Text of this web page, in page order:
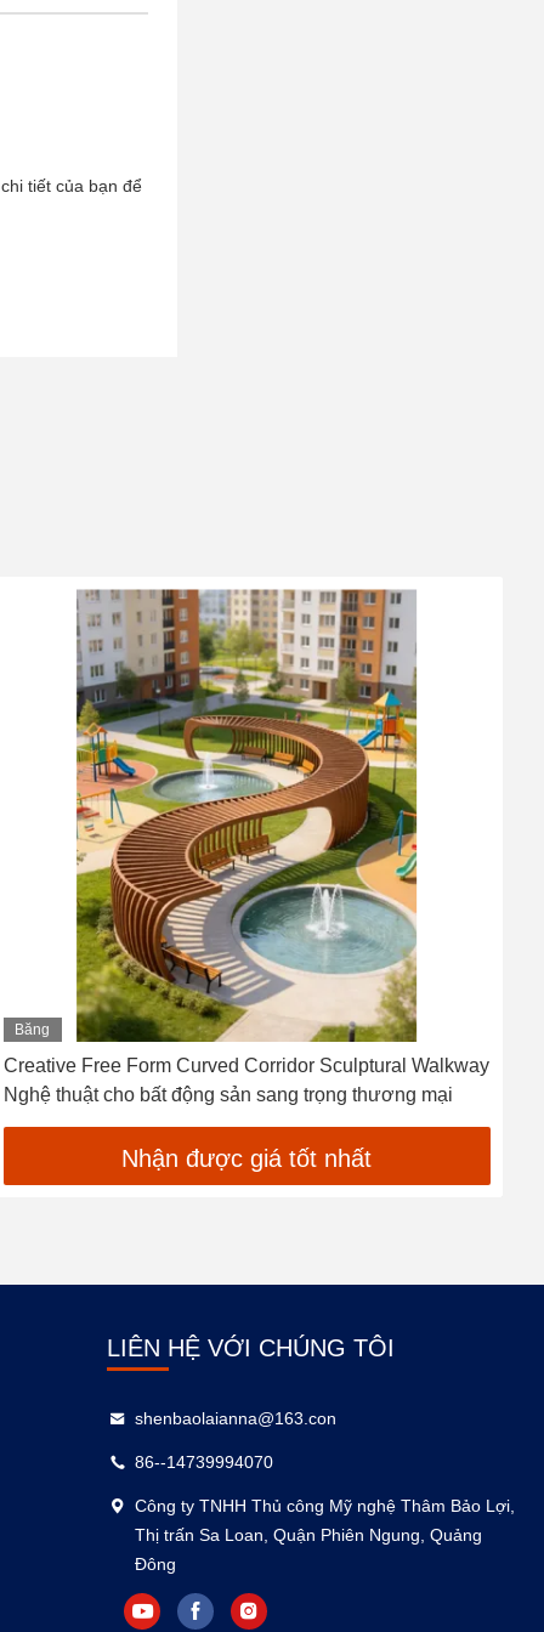
tiết của bạn để
Băng
Creative Free Form Curved Corridor Sculptural Walkway
Nghệ thuật cho bất động sản sang trọng thương mại
Nhận được giá tốt nhất
LIÊN HỆ VỚI CHÚNG TÔI
shenbaolaianna@163.con
86--14739994070
Công ty TNHH Thủ công Mỹ nghệ Thâm Bảo Lợi,
Thị trấn Sa Loan, Quận Phiên Ngung, Quảng
Đông